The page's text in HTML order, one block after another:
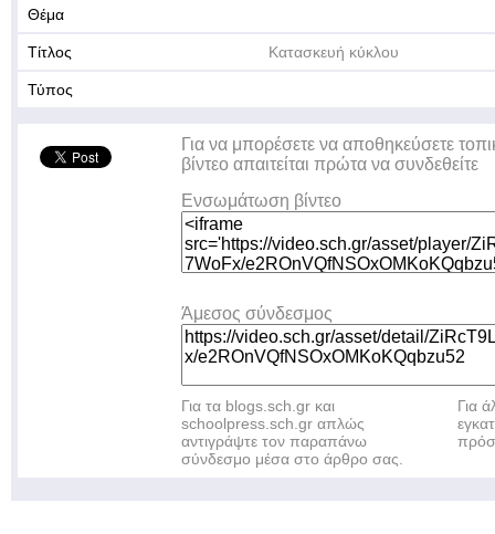
Θέμα
Τίτλος Κατασκευή κύκλου
Τύπος
Για να μπορέσετε να αποθηκεύσετε
βίντεο απαιτείται πρώτα να συνδεθείτε
Ενσωμάτωση βίντεο
Άμεσος σύνδεσμος
Για τα blogs.sch.gr και
schoolpress.sch.gr απλώς
αντιγράψτε τον παραπάνω
σύνδεσμο μέσα στο άρθρο σας.
Για